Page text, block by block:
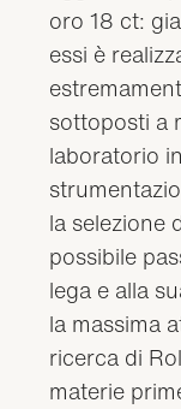
oro 18 ct:
essi è
sottoposti a
laboratorio
la selezione
possibile
lega e alla
la massima
ricerca di
materie